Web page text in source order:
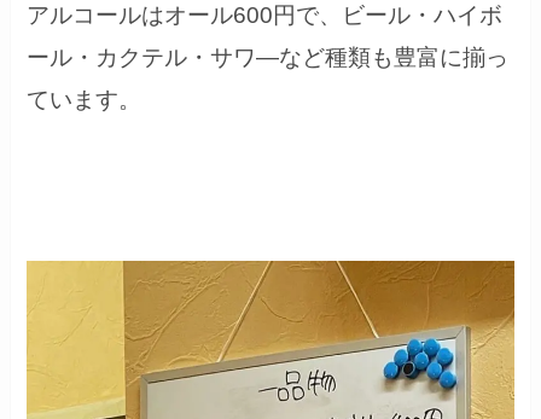
アルコールはオール600円で、ビール・ハイボ
ール・カクテル・サワ―など種類も豊富に揃っ
ています。